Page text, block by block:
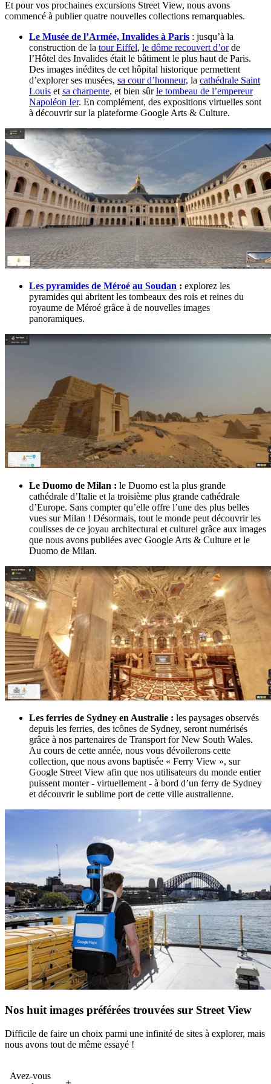
Et pour vos prochaines excursions Street View, nous avons
commencé à publier quatre nouvelles collections remarquables.
Le Musée de l’Armée, Invalides à Paris : jusqu’à la
construction de la tour Eiffel, le dôme recouvert d’orde
l’Hôtel des Invalides était le bâtiment le plus haut de Paris.
Des images inédites de cet hôpital historique permettent
d’explorer ses musées, sa cour d’honneur, la cathédrale Saint
Louis et sa charpente, et bien sûrle tombeau de l’empereur
Napoléon Ier. En complément, des expositions virtuelles sont
à découvrir sur la plateforme Google Arts & Culture.
Les pyramides de Méroé au Soudan : explorez les
pyramides qui abritent les tombeaux des rois et reines du
royaume de Méroé grâce à de nouvelles images
panoramiques.
Le Duomo de Milan : le Duomo est la plus grande
cathédrale d’Italie et la troisième plus grande cathédrale
d’Europe. Sans compter qu’elle offre l’une des plus belles
vues sur Milan ! Désormais, tout le monde peut découvrir les
coulisses de ce joyau architectural et culturel grâce aux images
que nous avons publiées avec Google Arts & Culture et le
Duomo de Milan.
Les ferries de Sydney en Australie : les paysages observés
depuis les ferries, des icônes de Sydney, seront numérisés
grâce à nos partenaires de Transport for New South Wales.
Au cours de cette année, nous vous dévoilerons cette
collection, que nous avons baptisée « Ferry View », sur
Google Street View afin que nos utilisateurs du monde entier
puissent monter - virtuellement - à bord d’un ferry de Sydney
et découvrir le sublime port de cette ville australienne.
Nos huit images préférées trouvées sur Street View
Difficile de faire un choix parmi une infinité de sites à explorer, mais
nous avons tout de même essayé !
Avez-vous